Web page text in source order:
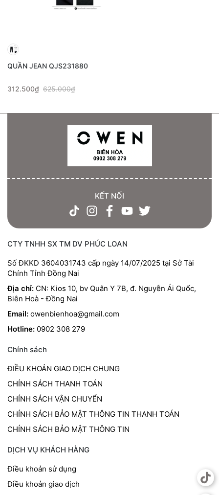
QUẦN JEAN QJS231880
312.500₫ 625.000₫
KẾT NỐI
CTY TNHH SX TM DV PHÚC LOAN
Số ĐKKD 3604031743 cấp ngày 14/07/2025 tại Sở Tài
Chính Tỉnh Đồng Nai
Địa chỉ: CN: Kios 10, bv Quân Y 7B, đ. Nguyễn Ái Quốc,
Biên Hoà - Đồng Nai
Email: owenbienhoa@gmail.com
Hotline: 0902 308 279
Chính sách
ĐIỀU KHOẢN GIAO DỊCH CHUNG
CHÍNH SÁCH THANH TOÁN
CHÍNH SÁCH VẬN CHUYỂN
CHÍNH SÁCH BẢO MẬT THÔNG TIN THANH TOÁN
CHÍNH SÁCH BẢO MẬT THÔNG TIN
DỊCH VỤ KHÁCH HÀNG
Điều khoản sử dụng
Điều khoản giao dịch